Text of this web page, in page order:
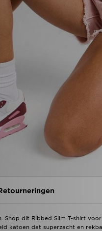
dit Ribbed Slim T-shirt
katoen dat superzacht en